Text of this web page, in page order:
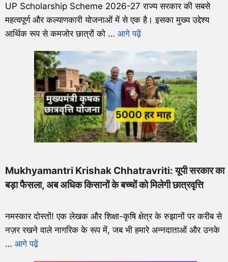
UP Scholarship Scheme 2026-27 राज्य सरकार की सबसे
महत्वपूर्ण और कल्याणकारी योजनाओं में से एक है। इसका मुख्य उद्देश्य
आर्थिक रूप से कमजोर छात्रों को … आगे पढ़ें
Mukhyamantri Krishak Chhatravriti: यूपी सरकार का
बड़ा फैसला, अब अधिक किसानों के बच्चों को मिलेगी छात्रवृत्ति
नमस्कार दोस्तों! एक लेखक और शिक्षा-कृषि क्षेत्र के रुझानों पर करीब से
नज़र रखने वाले नागरिक के रूप में, जब भी हमारे अन्नदाताओं और उनके
… आगे पढ़ें